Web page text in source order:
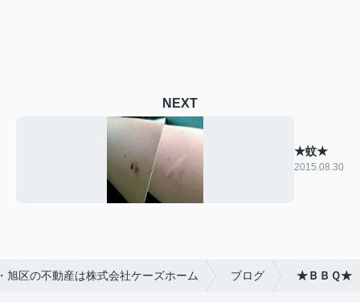
NEXT
★蚊★
2015.08.30
旭区の不動産は株式会社ケーズホーム ブログ ★ＢＢＱ★